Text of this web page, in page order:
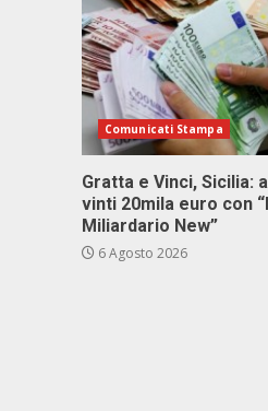
Comunicati Stampa
Gratta e Vinci, Sicilia:
vinti 20mila euro con
Miliardario New”
6 Agosto 2026